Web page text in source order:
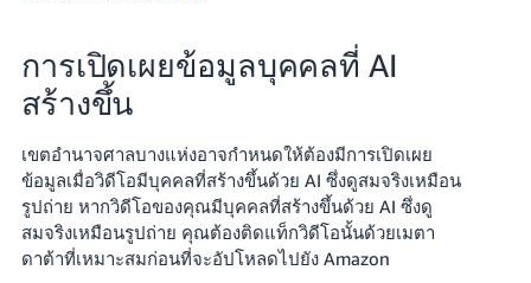
- DE
Português
中
文
-
การเปิดเผยข้อมูลบุคคลที่ AI
สร้างขึ้น
เขตอำนาจศาลบางแห่งอาจกำหนดให้ต้องมีการเปิดเผย
ข้อมูลเมื่อวิดีโอมีบุคคลที่สร้างขึ้นด้วย AI ซึ่งดูสมจริงเหมือน
รูปถ่าย หากวิดีโอของคุณมีบุคคลที่สร้างขึ้นด้วย AI ซึ่งดู
สมจริงเหมือนรูปถ่าย คุณต้องติดแท็กวิดีโอนั้นด้วยเมตา
ดาต้าที่เหมาะสมก่อนที่จะอัปโหลดไปยัง Amazon